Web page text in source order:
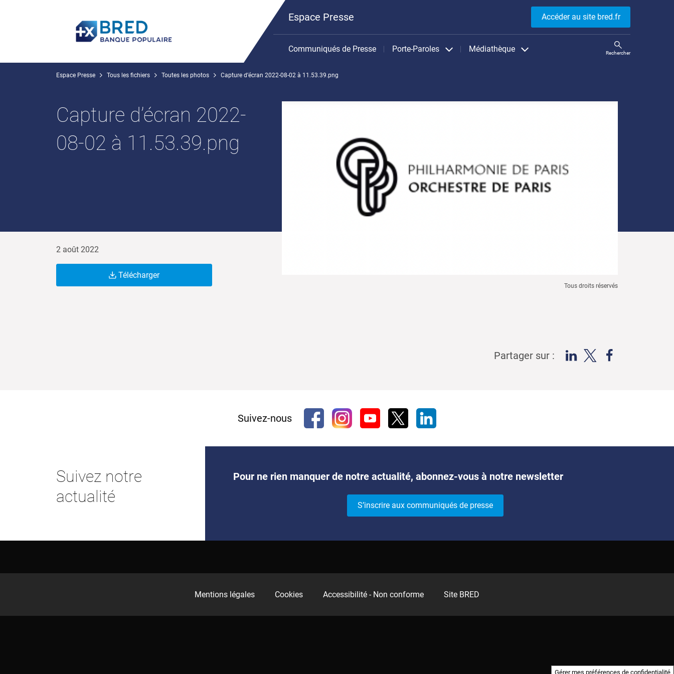
Espace Presse Accéder au site bred.fr
Communiqués de Presse Porte-Paroles Médiathèque Rechercher
Espace Presse Tous les fichiers Toutes les photos Capture d’écran 2022-08-02 à 11.53.39.png
Capture d’écran 2022-
08-02 à 11.53.39.png
2 août 2022
Télécharger
Tous droits réservés
Partager sur :
Suivez-nous
Suivez notre
actualité
Pour ne rien manquer de notre actualité, abonnez-vous à notre newsletter
S’inscrire aux communiqués de presse
Mentions légales Cookies Accessibilité - Non conforme Site BRED
Gérer mes préférences de confidentialité